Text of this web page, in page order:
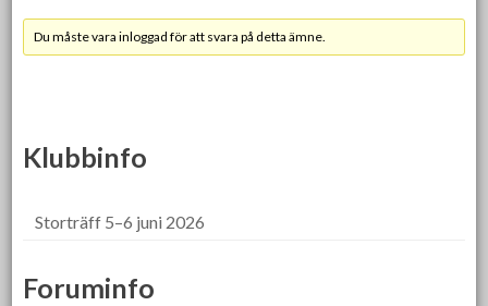
Du måste vara inloggad för att svara på detta ämne.
Klubbinfo
Storträff 5–6 juni 2026
Foruminfo